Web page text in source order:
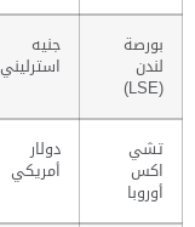
بورصة
لندن
(LSE)
جنيه
استرليني
تشي
اكس
أوروبا
دولار
أمريكي